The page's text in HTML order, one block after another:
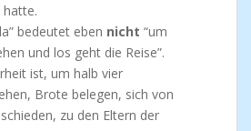
hatte.
bedeutet eben nicht “um
und los geht die Reise”.
ist, um halb vier
Brote belegen, sich von
zu den Eltern der